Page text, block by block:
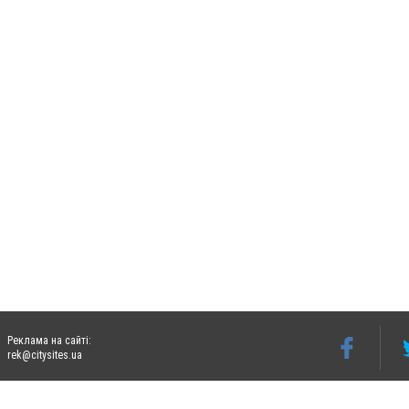
Реклама на сайті:
rek@citysites.ua